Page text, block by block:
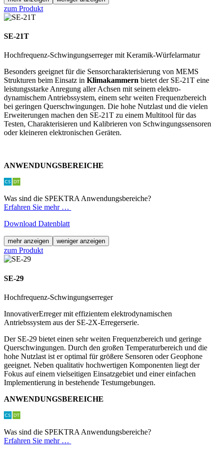
zum Produkt
SE-21T
Hochfrequenz-Schwingungserreger mit Keramik-Würfelarmatur
Besonders geeignet für die Sensorcharakterisierung von MEMS
Strukturen beim Einsatz in Klimakammern bietet der SE-21T eine
leistungsstarke Anregung aller Achsen mit seinem elektro­
dynamischem Antriebssystem, einem sehr weiten Frequenzbereich
bei geringen Querschwingungen. Die hohe Nutzlast und die vielen
Erweiterungen machen den SE-21T zu einem Multitool für das
Testen, Charakterisieren und Kalibrieren von Schwingungs­sensoren
oder kleineren elektronischen Geräten.
ANWENDUNGSBEREICHE
Was sind die SPEKTRA Anwendungsbereiche?
Erfahren Sie mehr …
Download Datenblatt
mehr anzeigen weniger anzeigen
zum Produkt
SE-29
Hochfrequenz-Schwingungserreger
InnovativerErreger mit effizientem elektrodynamischen
Antriebssystem aus der SE-2X-Erregerserie.
Der SE-29 bietet einen sehr weiten Frequenzbereich und geringe
Querschwingungen. Durch den großen Temperaturbereich und die
hohe Nutzlast ist er optimal für größere Sensoren oder Geophone
geeignet. Neben qualitativ hochwertigen Komponenten liegt der
Fokus auf einem vielseitigen Einsatzgebiet und einer einfachen
Implementierung in bestehende Testumgebungen.
ANWENDUNGSBEREICHE
Was sind die SPEKTRA Anwendungsbereiche?
Erfahren Sie mehr …